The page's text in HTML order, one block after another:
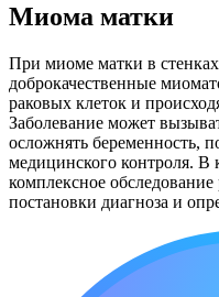
Миома матки
При миоме матки в
доброкачественные
раковых клеток и
Заболевание может
осложнять беременность,
медицинского контроля. В
комплексное
постановки диагноза и